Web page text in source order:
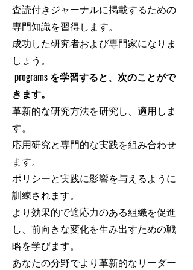
査読付きジャーナルに掲載するための
専門知識を習得します。
成功した研究者および専門家になりま
しょう。
programs を学習すると、次のことがで
きます。
革新的な研究方法を研究し、適用しま
す。
応用研究と専門的な実践を組み合わせ
ます。
ポリシーと実践に影響を与えるように
訓練されます。
より効果的で適応力のある組織を促進
し、前向きな変化を生み出すための戦
略を学びます。
あなたの分野でより革新的なリーダー